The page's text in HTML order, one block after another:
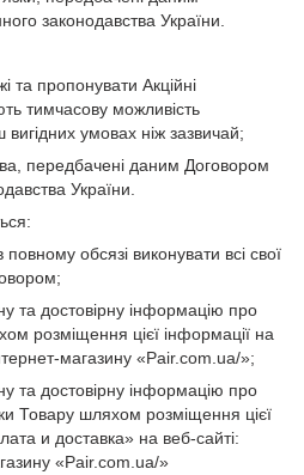
законодавства України.
та пропонувати Акційні
тимчасову можливість
умовах ніж зазвичай;
передбачені даним Договором
України.
обсязі виконувати всі свої
та достовірну інформацію про
розміщення цієї інформації на
магазину «Pair.com.ua/»;
та достовірну інформацію про
Товару шляхом розміщення цієї
и доставка» на веб-сайті:
«Pair.com.ua/»